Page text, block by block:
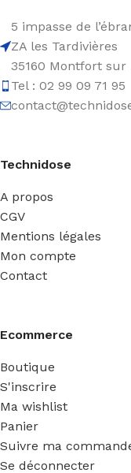
5 impasse de
ZA les Tardivières
35160 Montfort sur
Tel : 02 99 09 71 95
Technidose
A propos
CGV
Mentions légales
Mon compte
Contact
Ecommerce
Boutique
S'inscrire
Ma wishlist
Panier
Suivre ma
Se déconnecter